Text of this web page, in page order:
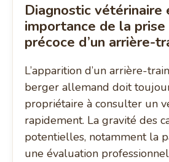
Diagnostic vétérinaire
importance de la prise
précoce d’un arrière-
L’apparition d’un arrière-
berger allemand doit
propriétaire à consulter un
rapidement. La gravité des
potentielles, notamment la
une évaluation